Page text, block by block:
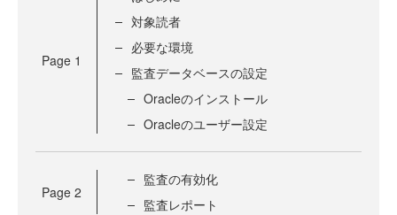
Page 1
対象読者
必要な環境
監査データベースの設定
Oracleのインストール
Oracleのユーザー設定
Page 2
監査の有効化
監査レポート